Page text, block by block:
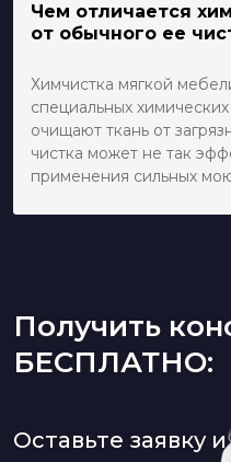
Чем отличается
от обычного ее
Химчистка мягкой
специальных
очищают ткань от
чистка может не так
применения сильных
Получить
БЕСПЛАТНО:
Оставьте заявку